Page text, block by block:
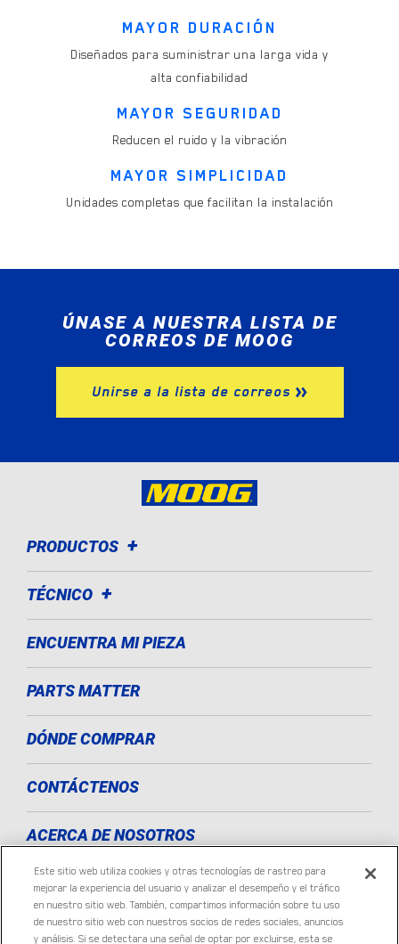
MAYOR DURACIÓN
Diseñados para suministrar una larga vida y
alta confiabilidad
MAYOR SEGURIDAD
Reducen el ruido y la vibración
MAYOR SIMPLICIDAD
Unidades completas que facilitan la instalación
ÚNASE A NUESTRA LISTA DE
CORREOS DE MOOG
Unirse a la lista de correos
PRODUCTOS
TÉCNICO
ENCUENTRA MI PIEZA
PARTS MATTER
DÓNDE COMPRAR
CONTÁCTENOS
ACERCA DE NOSOTROS
LISTA DE CORREO ELECTRÓNICO
PRIVACIDAD E INFORMACIÓN LEGAL
Este sitio web utiliza cookies y otras tecnologías de rastreo para
mejorar la experiencia del usuario y analizar el desempeño y el tráfico
en nuestro sitio web. También, compartimos información sobre tu uso
de nuestro sitio web con nuestros socios de redes sociales, anuncios
y análisis. Si se detectara una señal de optar por excluirse, esta se